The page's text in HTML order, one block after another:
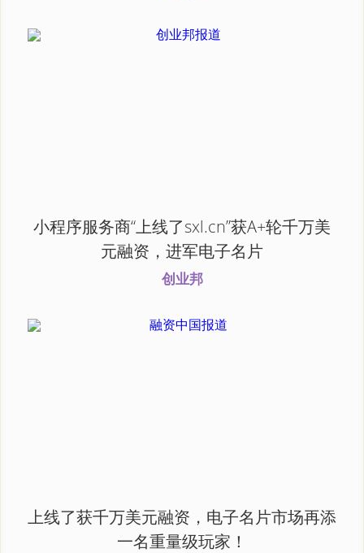
小程序服务商“上线了sxl.cn”获A+轮千万美
元融资，进军电子名片
创业邦
上线了获千万美元融资，电子名片市场再添
一名重量级玩家！